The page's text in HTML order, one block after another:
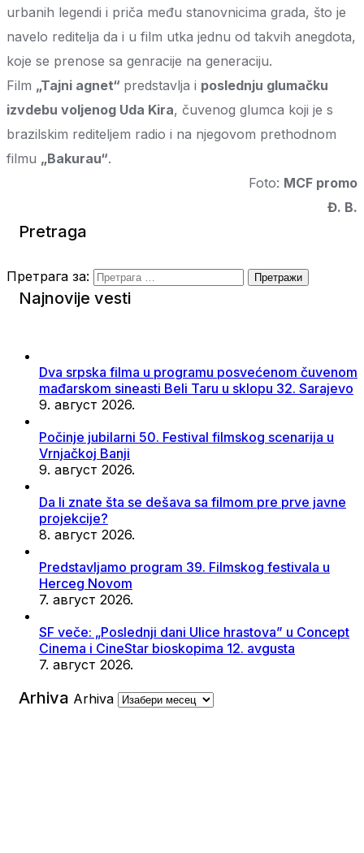
urbanih legendi i priča među stanovnicima grada, što je
navelo reditelja da i u film utka jednu od takvih anegdota,
koje se prenose sa genracije na generaciju.
Film „Tajni agnet“ predstavlja i poslednju glumačku
izvdebu voljenog Uda Kira, čuvenog glumca koji je s
brazilskim rediteljem radio i na njegovom prethodnom
filmu „Bakurau“.
Foto: MCF promo
Đ. B.
Pretraga
Претрага за:
Najnovije vesti
Dva srpska filma u programu posvećenom čuvenom
mađarskom sineasti Beli Taru u sklopu 32. Sarajevo
9. август 2026.
Počinje jubilarni 50. Festival filmskog scenarija u
Vrnjačkoj Banji
9. август 2026.
Da li znate šta se dešava sa filmom pre prve javne
projekcije?
8. август 2026.
Predstavljamo program 39. Filmskog festivala u
Herceg Novom
7. август 2026.
SF veče: „Poslednji dani Ulice hrastova” u Concept
Cinema i CineStar bioskopima 12. avgusta
7. август 2026.
Arhiva Arhiva